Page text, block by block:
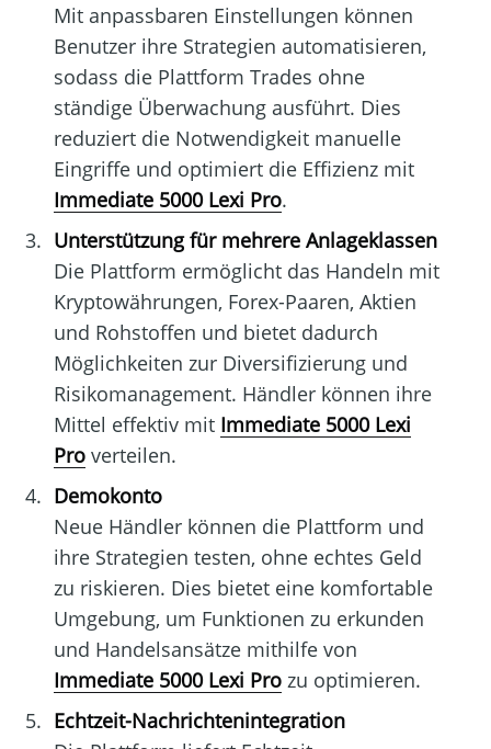
Mit anpassbaren Einstellungen können
Benutzer ihre Strategien automatisieren,
sodass die Plattform Trades ohne
ständige Überwachung ausführt. Dies
reduziert die Notwendigkeit manuelle
Eingriffe und optimiert die Effizienz mit
Immediate 5000 Lexi Pro.
Unterstützung für mehrere Anlageklassen
Die Plattform ermöglicht das Handeln mit
Kryptowährungen, Forex-Paaren, Aktien
und Rohstoffen und bietet dadurch
Möglichkeiten zur Diversifizierung und
Risikomanagement. Händler können ihre
Mittel effektiv mit Immediate 5000 Lexi
Proverteilen.
Demokonto
Neue Händler können die Plattform und
ihre Strategien testen, ohne echtes Geld
zu riskieren. Dies bietet eine komfortable
Umgebung, um Funktionen zu erkunden
und Handelsansätze mithilfe von
Immediate 5000 Lexi Prozu optimieren.
Echtzeit-Nachrichtenintegration